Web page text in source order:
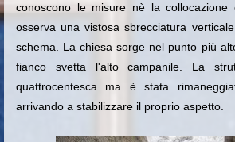
conoscono le misure nè la
osserva una vistosa sbrecciatura
schema. La chiesa sorge nel punto più
fianco svetta l'alto campanile. La
quattrocentesca ma è stata
arrivando a stabilizzare il proprio aspetto.